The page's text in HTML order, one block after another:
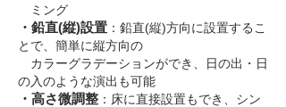
ミング
・鉛直(縦)設置 ：鉛直(縦)方向に設置するこ
とで、簡単に縦方向の
カラーグラデーションができ、日の出・日
の入のような演出も可能
・高さ微調整 ：床に直接設置もでき、シン